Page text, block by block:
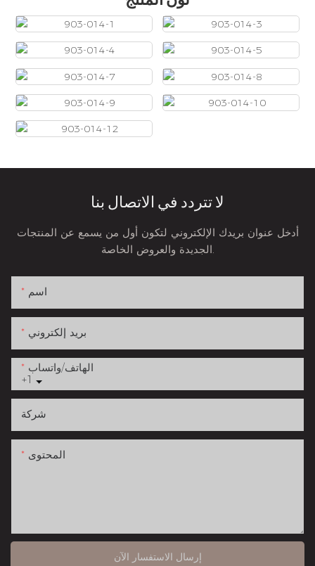
لا تتردد في الاتصال بنا
أدخل عنوان بريدك الإلكتروني لتكون أول من يسمع عن المنتجات
الجديدة والعروض الخاصة.
اسم
بريد إلكتروني
+1
الهاتف/واتساب
شركة
المحتوى
إرسال الاستفسار الآن